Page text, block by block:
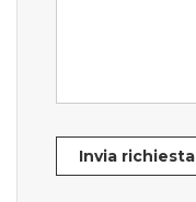
Invia richiesta